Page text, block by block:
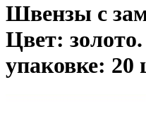
Швензы с
Цвет:
упаковке: 20